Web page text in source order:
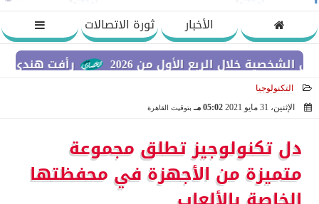
الأخبار
ثورة الاتصالات
رأفت هندي: نستهدف
الربع الأول من 2026
التكنولوجيا
الإثنين، 31 مايو 2021
05:02 مـ بتوقيت القاهرة
دل تكنولوجيز تطلق مجموعة
متميزة من الأجهزة في محفظتها